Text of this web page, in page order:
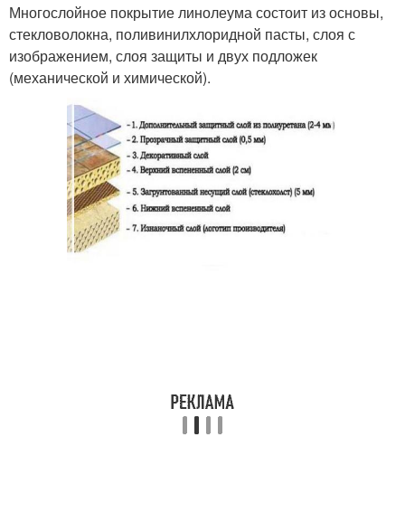
Многослойное покрытие линолеума состоит из основы,
стекловолокна, поливинилхлоридной пасты, слоя с
изображением, слоя защиты и двух подложек
(механической и химической).